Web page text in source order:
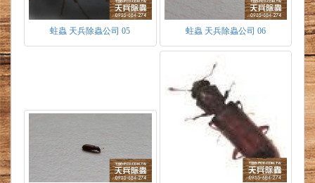
死，待危險過後再次活動。由於蛀蟲擁有高度的
抗旱能力，當環境中的溫度、濕度、食物來源不
成，才恢復覺醒。因此在新家裝潢後，快則幾個
月慢則一至二年才會發現其危害。又因溫度、濕
度而異。在同批木構建材，裝潢於室內地點的不
同，而產生時間上先後為害的差異。
由原木料集散地被感染後製成相關木製品，
如家具、手工藝品、裝潢材料等傳進居家。
倉庫存放木料製品中被其中一批受感染之木
蛀蟲 天兵除蟲公司 05 蛀蟲 天兵除蟲公司 06